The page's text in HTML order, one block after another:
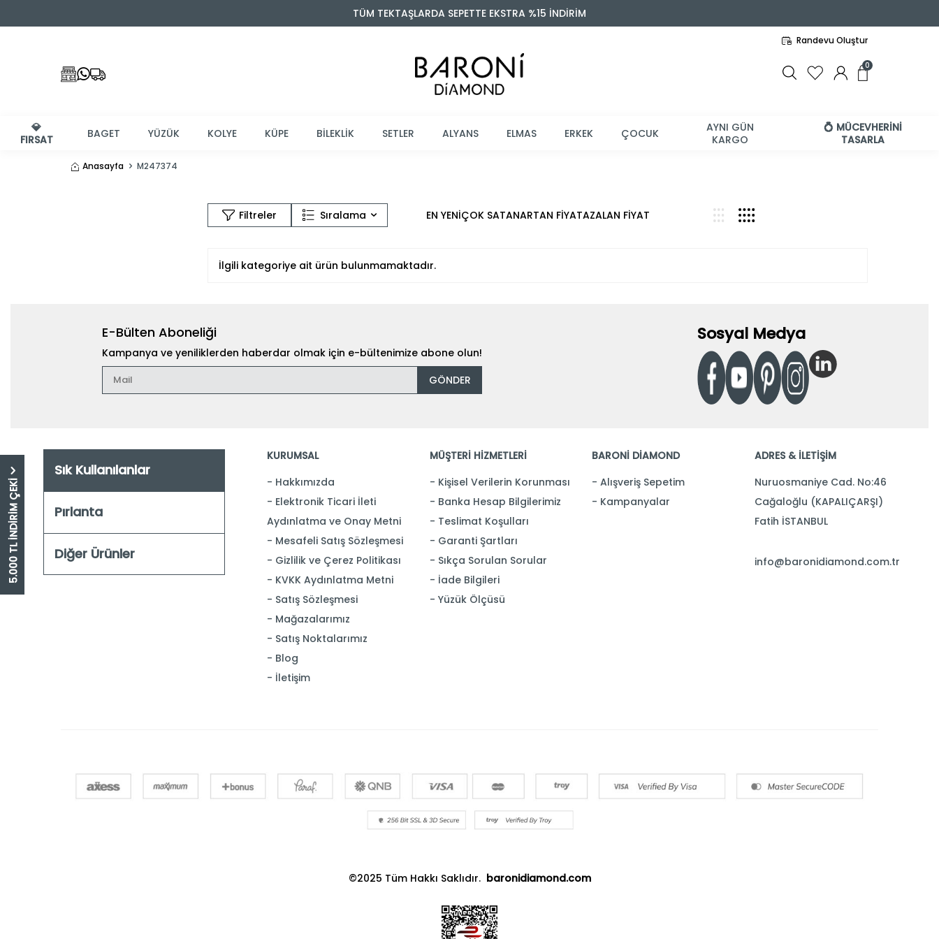
5.000 TL İNDİRİM ÇEKİ
TÜM TEKTAŞLARDA SEPETTE EKSTRA %15 İNDİRİM
Randevu Oluştur
0
💎
FIRSAT
BAGET YÜZÜK KOLYE KÜPE BİLEKLİK SETLER ALYANS ELMAS ERKEK ÇOCUK
AYNI GÜN
KARGO
💍 MÜCEVHERİNİ
TASARLA
Anasayfa M247374
Filtreler Sıralama EN YENİÇOK SATANARTAN FİYATAZALAN FİYAT
İlgili kategoriye ait ürün bulunmamaktadır.
E-Bülten Aboneliği
Kampanya ve yeniliklerden haberdar olmak için e-bültenimize abone olun!
GÖNDER
Sosyal Medya
Sık Kullanılanlar
Pırlanta
Diğer Ürünler
KURUMSAL
Hakkımızda
Elektronik Ticari İleti
Aydınlatma ve Onay Metni
Mesafeli Satış Sözleşmesi
Gizlilik ve Çerez Politikası
KVKK Aydınlatma Metni
Satış Sözleşmesi
Mağazalarımız
Satış Noktalarımız
Blog
İletişim
MÜŞTERİ HİZMETLERİ
Kişisel Verilerin Korunması
Banka Hesap Bilgilerimiz
Teslimat Koşulları
Garanti Şartları
Sıkça Sorulan Sorular
İade Bilgileri
Yüzük Ölçüsü
BARONİ DİAMOND
Alışveriş Sepetim
Kampanyalar
ADRES & İLETİŞİM
Nuruosmaniye Cad. No:46
Cağaloğlu (KAPALIÇARŞI)
Fatih İSTANBUL
info@baronidiamond.com.tr
©2025 Tüm Hakkı Saklıdır. baronidiamond.com